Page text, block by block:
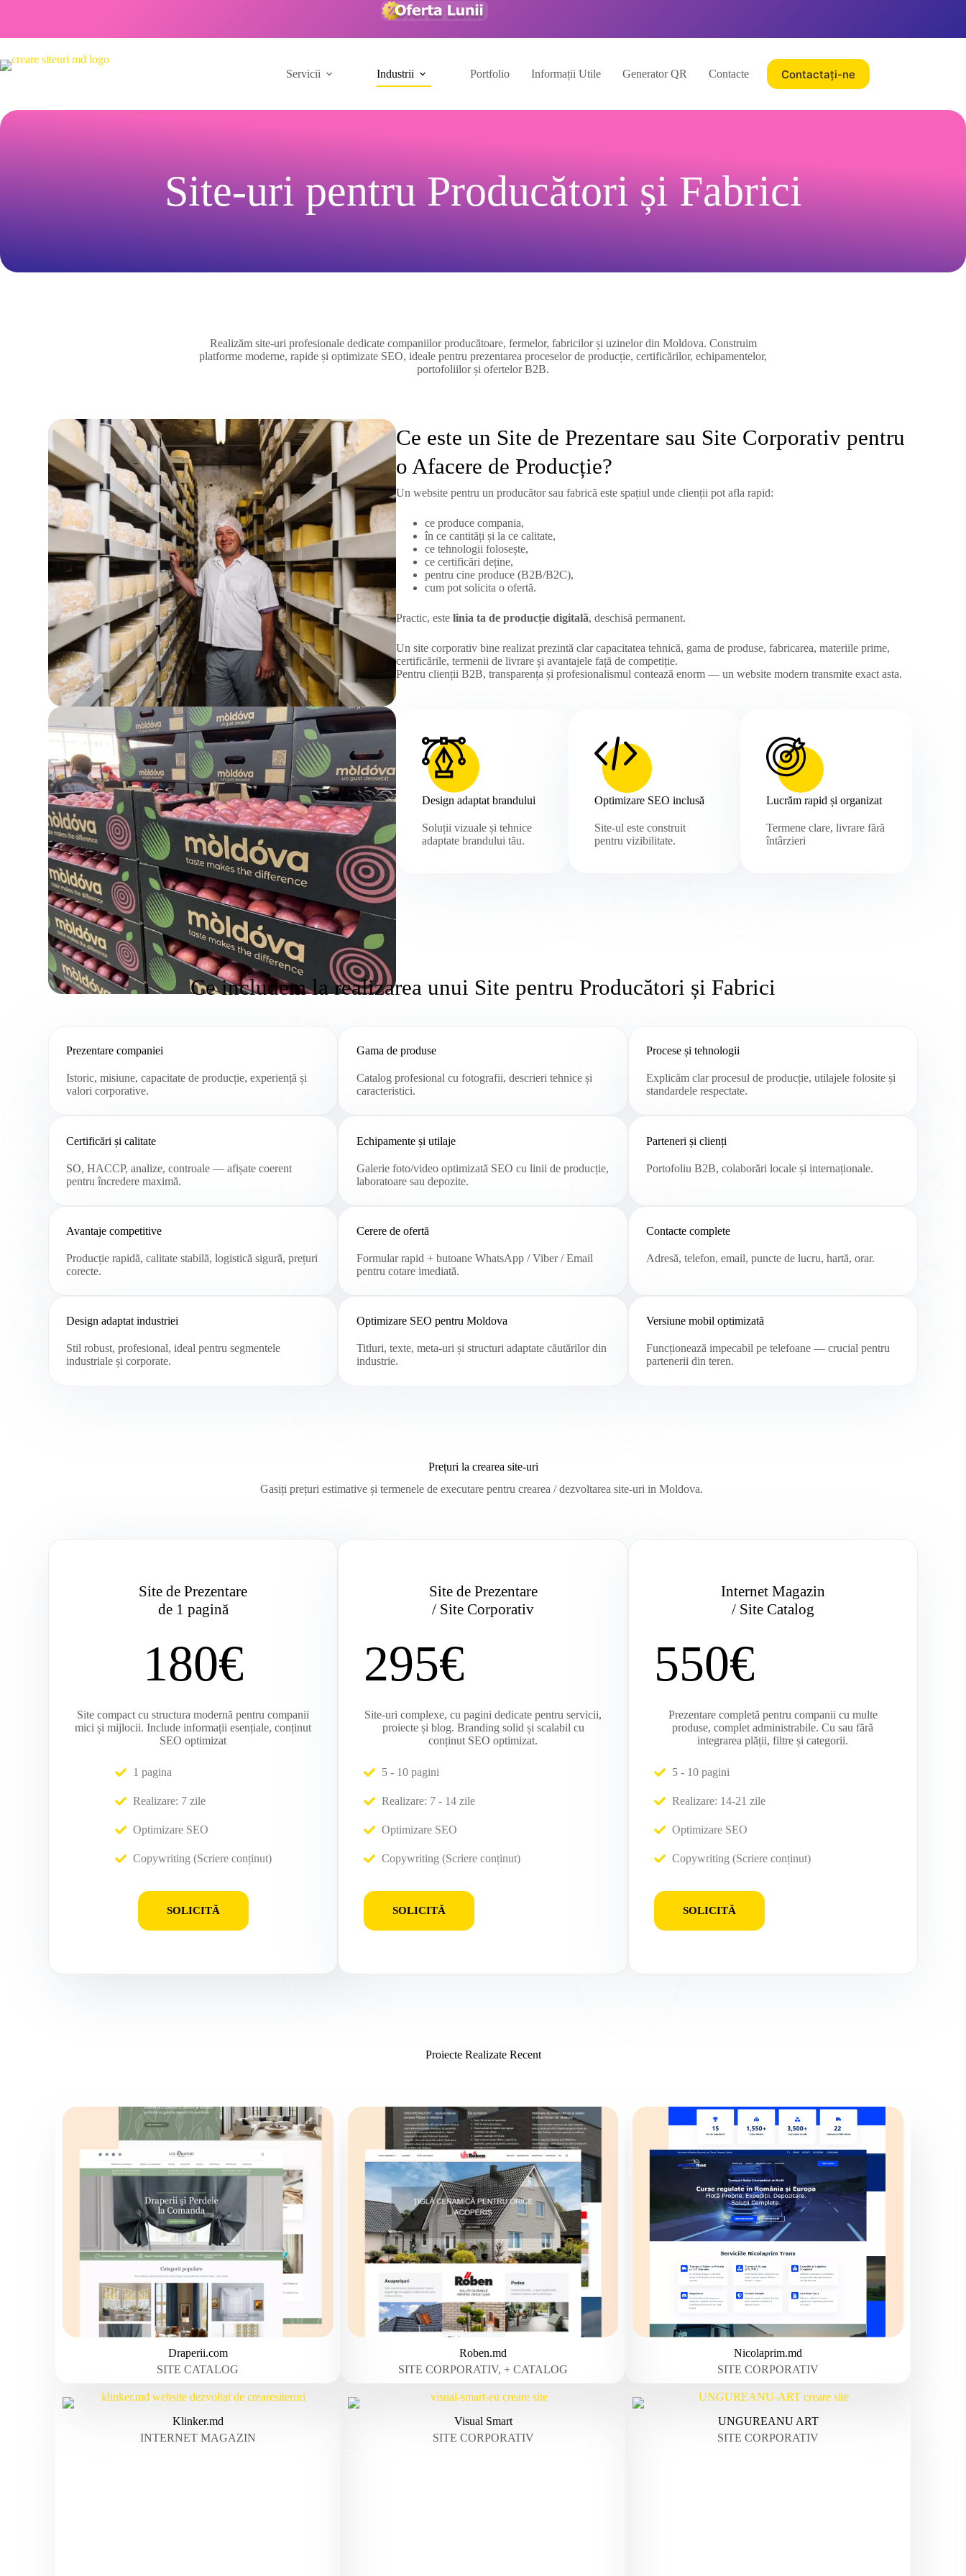
Servicii Industrii Portfolio Informații Utile Generator QR Contacte Contactați-ne
Site-uri pentru Producători și Fabrici
Realizăm site-uri profesionale dedicate companiilor producătoare, fermelor, fabricilor și uzinelor din Moldova. Construim
platforme moderne, rapide și optimizate SEO, ideale pentru prezentarea proceselor de producție, certificărilor, echipamentelor,
portofoliilor și ofertelor B2B.
Ce este un Site de Prezentare sau Site Corporativ pentru
o Afacere de Producție?
Un website pentru un producător sau fabrică este spațiul unde clienții pot afla rapid:
ce produce compania,
în ce cantități și la ce calitate,
ce tehnologii folosește,
ce certificări deține,
pentru cine produce (B2B/B2C),
cum pot solicita o ofertă.
Practic, estelinia ta de producție digitală, deschisă permanent.
Un site corporativ bine realizat prezintă clar capacitatea tehnică, gama de produse, fabricarea, materiile prime,
certificările, termenii de livrare și avantajele față de competiție.
Pentru clienții B2B, transparența și profesionalismul contează enorm — un website modern transmite exact asta.
Design adaptat brandului
Soluții vizuale și tehnice
adaptate brandului tău.
Optimizare SEO inclusă
Site-ul este construit
pentru vizibilitate.
Lucrăm rapid și organizat
Termene clare, livrare fără
întârzieri
Ce includem la realizarea unui Site pentru Producători și Fabrici
Prezentare companiei
Istoric, misiune, capacitate de producție, experiență și
valori corporative.
Gama de produse
Catalog profesional cu fotografii, descrieri tehnice și
caracteristici.
Procese și tehnologii
Explicăm clar procesul de producție, utilajele folosite și
standardele respectate.
Certificări și calitate
SO, HACCP, analize, controale — afișate coerent
pentru încredere maximă.
Echipamente și utilaje
Galerie foto/video optimizată SEO cu linii de producție,
laboratoare sau depozite.
Parteneri și clienți
Portofoliu B2B, colaborări locale și internaționale.
Avantaje competitive
Producție rapidă, calitate stabilă, logistică sigură, prețuri
corecte.
Cerere de ofertă
Formular rapid + butoane WhatsApp / Viber / Email
pentru cotare imediată.
Contacte complete
Adresă, telefon, email, puncte de lucru, hartă, orar.
Design adaptat industriei
Stil robust, profesional, ideal pentru segmentele
industriale și corporate.
Optimizare SEO pentru Moldova
Titluri, texte, meta-uri și structuri adaptate căutărilor din
industrie.
Versiune mobil optimizată
Funcționează impecabil pe telefoane — crucial pentru
partenerii din teren.
Prețuri la crearea site-uri
Gasiți prețuri estimative și termenele de executare pentru crearea / dezvoltarea site-uri in Moldova.
Site de Prezentare
de 1 pagină
180€
Site compact cu structura modernă pentru companii
mici și mijlocii. Include informații esențiale, conținut
SEO optimizat
1 pagina
Realizare: 7 zile
Optimizare SEO
Copywriting (Scriere conținut)
SOLICITĂ
Site de Prezentare
/ Site Corporativ
295€
Site-uri complexe, cu pagini dedicate pentru servicii,
proiecte și blog. Branding solid și scalabil cu
conținut SEO optimizat.
5 - 10 pagini
Realizare: 7 - 14 zile
Optimizare SEO
Copywriting (Scriere conținut)
SOLICITĂ
Internet Magazin
/ Site Catalog
550€
Prezentare completă pentru companii cu multe
produse, complet administrabile. Cu sau fără
integrarea plății, filtre și categorii.
5 - 10 pagini
Realizare: 14-21 zile
Optimizare SEO
Copywriting (Scriere conținut)
SOLICITĂ
Proiecte Realizate Recent
Draperii.com
SITE CATALOG
Roben.md
SITE CORPORATIV, + CATALOG
Nicolaprim.md
SITE CORPORATIV
Klinker.md
INTERNET MAGAZIN
Visual Smart
SITE CORPORATIV
UNGUREANU ART
SITE CORPORATIV